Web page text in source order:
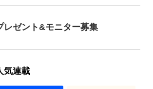
レゼント&モニター募集
気連載